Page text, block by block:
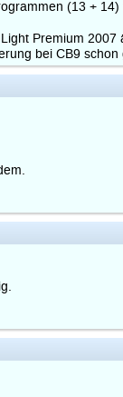
(13 +
Premium
bei CB9